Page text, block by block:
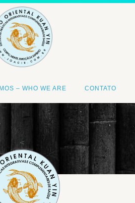
– WHO WE ARE CONTATO
<